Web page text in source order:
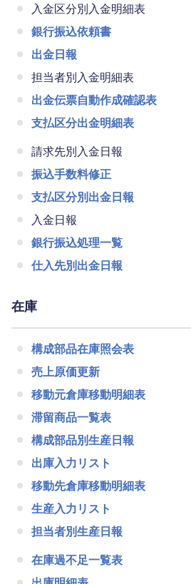
入金区分別入金明細表
銀行振込依頼書
出金日報
担当者別入金明細表
出金伝票自動作成確認表
支払区分出金明細表
請求先別入金日報
振込手数料修正
支払区分別出金日報
入金日報
銀行振込処理一覧
仕入先別出金日報
在庫
構成部品在庫照会表
売上原価更新
移動元倉庫移動明細表
滞留商品一覧表
構成部品別生産日報
出庫入力リスト
移動先倉庫移動明細表
生産入力リスト
担当者別生産日報
在庫過不足一覧表